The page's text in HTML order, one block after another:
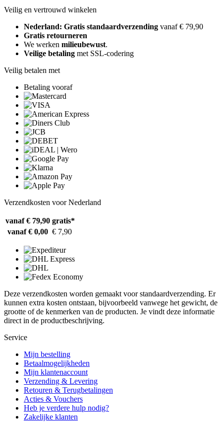
Veilig en vertrouwd winkelen
Nederland: Gratis standaardverzending vanaf € 79,90
Gratis retourneren
We werken milieubewust.
Veilige betaling met SSL-codering
Veilig betalen met
Betaling vooraf
Verzendkosten voor Nederland
vanaf € 79,90 gratis*
vanaf € 0,00 € 7,90
Deze verzendkosten worden gemaakt voor standaardverzending. Er
kunnen extra kosten ontstaan, bijvoorbeeld vanwege het gewicht, de
grootte of de kenmerken van de producten. Je vindt deze informatie
direct in de productbeschrijving.
Service
Mijn bestelling
Betaalmogelijkheden
Mijn klantenaccount
Verzending & Levering
Retouren & Terugbetalingen
Acties & Vouchers
Heb je verdere hulp nodig?
Zakelijke klanten